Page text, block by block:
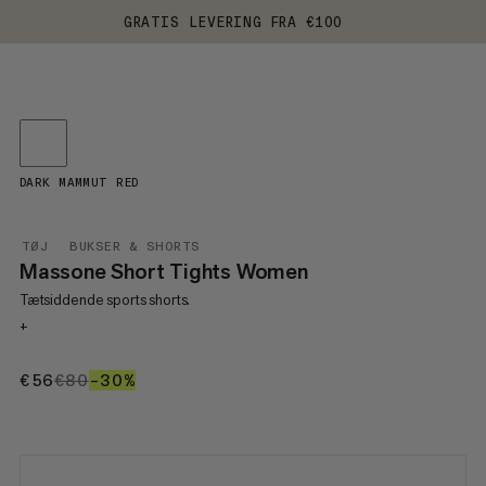
GRATIS LEVERING FRA €100
TØJ BUKSER & SHORTS
Massone Short Tights Women
Tætsiddende sports shorts.
+
€56€56
€80€80
–30%
DARK MAMMUT RED